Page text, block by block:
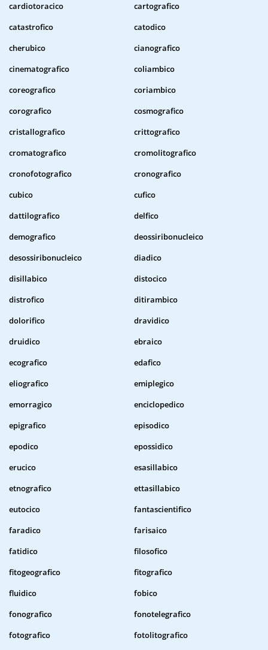
cardiotoracico
cartografico
catastrofico
catodico
cherubico
cianografico
cinematografico
coliambico
coreografico
coriambico
corografico
cosmografico
cristallografico
crittografico
cromatografico
cromolitografico
cronofotografico
cronografico
cubico
cufico
dattilografico
delfico
demografico
deossiribonucleico
desossiribonucleico
diadico
disillabico
distocico
distrofico
ditirambico
dolorifico
dravidico
druidico
ebraico
ecografico
edafico
eliografico
emiplegico
emorragico
enciclopedico
epigrafico
episodico
epodico
epossidico
erucico
esasillabico
etnografico
ettasillabico
eutocico
fantascientifico
faradico
farisaico
fatidico
filosofico
fitogeografico
fitografico
fluidico
fobico
fonografico
fonotelegrafico
fotografico
fotolitografico